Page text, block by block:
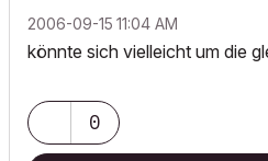
‎2006-09-15 11:04 AM
könnte sich vielleicht um die
0